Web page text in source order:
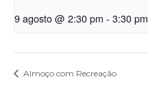
9 agosto @ 2:30 pm - 3:30 pm
Almoço com Recreação